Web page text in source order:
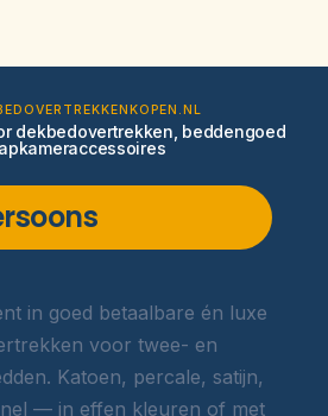
dekbedovertrekken, beddengoed
in goed betaalbare én luxe
voor twee- en
Katoen, percale, satijn,
— in effen kleuren of met